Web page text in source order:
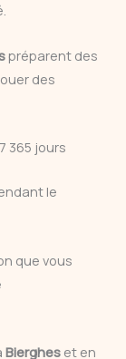
préparent des
des
365 jours
le
que vous
Bierghes et en